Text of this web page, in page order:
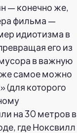
— конечно же,
фильма —
идиотизма в
его из
в важную
же самое можно
(для которого
на 30 метров в
где Ноксвилл